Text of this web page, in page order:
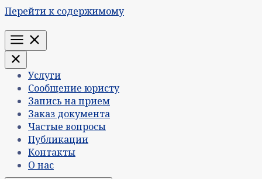
Перейти к содержимому
Меню
Услуги
Сообщение юристу
Запись на прием
Заказ документа
Частые вопросы
Публикации
Контакты
О нас